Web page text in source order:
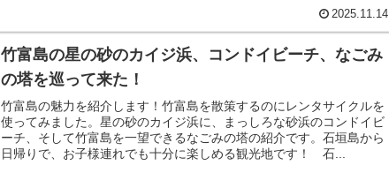
2025.11.14
竹富島の星の砂のカイジ浜、コンドイビーチ、なごみ
の塔を巡って来た！
竹富島の魅力を紹介します！竹富島を散策するのにレンタサイクルを
使ってみました。星の砂のカイジ浜に、まっしろな砂浜のコンドイビ
ーチ、そして竹富島を一望できるなごみの塔の紹介です。石垣島から
日帰りで、お子様連れでも十分に楽しめる観光地です！ 石...